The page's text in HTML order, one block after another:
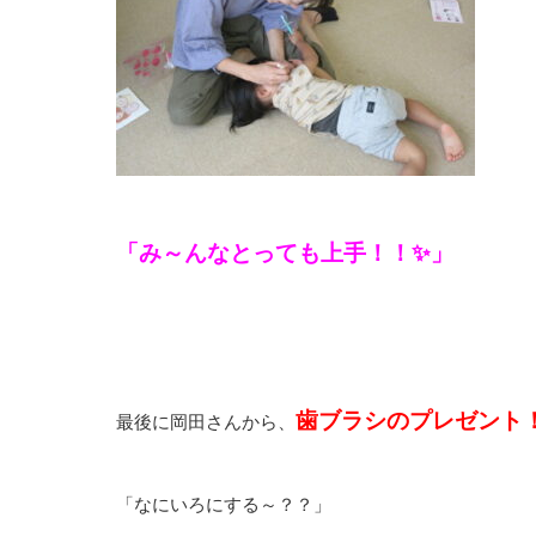
「み～んなとっても上手！！✨」
最後に岡田さんから、 歯ブラシのプレゼント
「なにいろにする～？？」